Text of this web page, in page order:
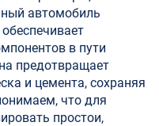
автомобиль
в пути
предотвращает
и цемента, сохраняя
что для
простои,